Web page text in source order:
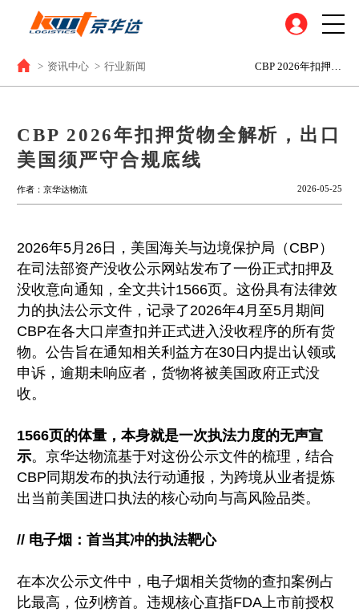
> 资讯中心 > 行业新闻
CBP 2026年扣押货物全解析，出口
美国须严守合规底线
作者：京华达物流 2026-05-25
2026年5月26日，美国海关与边境保护局（CBP）
在司法部资产没收公示网站发布了一份正式扣押及
没收意向通知，全文共计1566页。这份具有法律效
力的执法公示文件，记录了2026年4月至5月期间
CBP在各大口岸查扣并正式进入没收程序的所有货
物。公告旨在通知相关利益方在30日内提出认领或
申诉，逾期未响应者，货物将被美国政府正式没
收。
1566页的体量，本身就是一次执法力度的无声宣
示。京华达物流基于对这份公示文件的梳理，结合
CBP同期发布的执法行动通报，为跨境从业者提炼
出当前美国进口执法的核心动向与高风险品类。
// 电子烟：首当其冲的执法靶心
在本次公示文件中，电子烟相关货物的查扣案例占
比最高，位列榜首。违规核心直指FDA上市前授权